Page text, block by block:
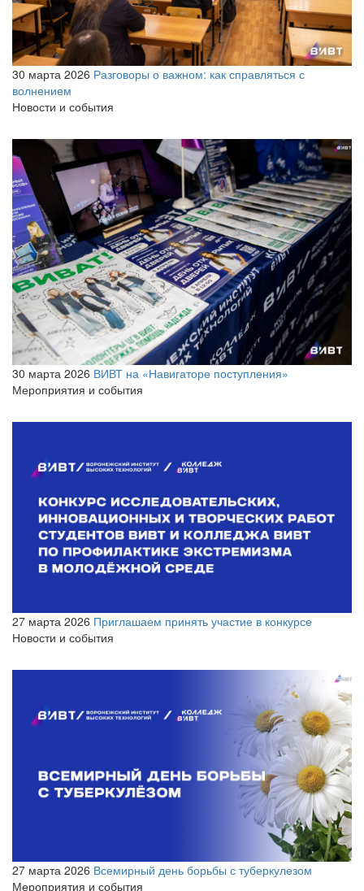
30 марта 2026 Разговоры о важном: как справляться с
волнением
Новости и события
30 марта 2026 ВИВТ на «Навигаторе поступления»
Мероприятия и события
27 марта 2026 Приглашаем принять участие в конкурсе
Новости и события
27 марта 2026 Всемирный день борьбы с туберкулезом
Мероприятия и события